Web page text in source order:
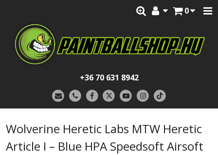
0
+36 70 631 8942
Wolverine Heretic Labs MTW Heretic
Article I – Blue HPA Speedsoft Airsoft